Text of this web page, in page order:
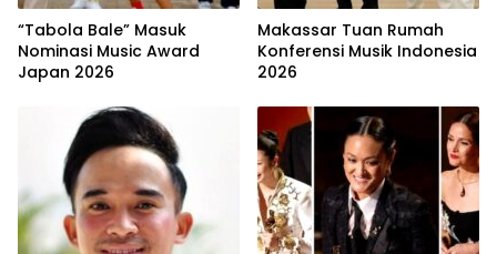
“Tabola Bale” Masuk
Nominasi Music Award
Japan 2026
Makassar Tuan Rumah
Konferensi Musik Indonesia
2026